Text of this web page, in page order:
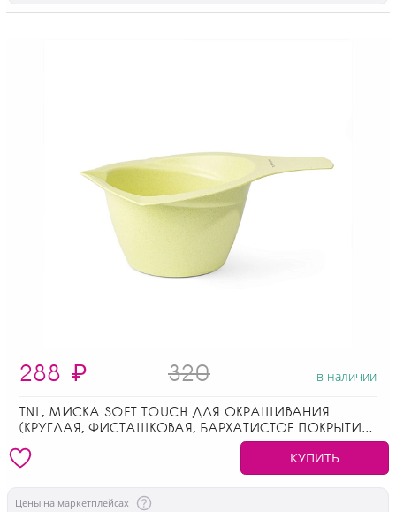
288 ₽ 320 в наличии
TNL, МИСКА SOFT TOUCH ДЛЯ ОКРАШИВАНИЯ
(КРУГЛАЯ, ФИСТАШКОВАЯ, БАРХАТИСТОЕ ПОКРЫТИЕ),
КУПИТЬ
Цены на маркетплейсах